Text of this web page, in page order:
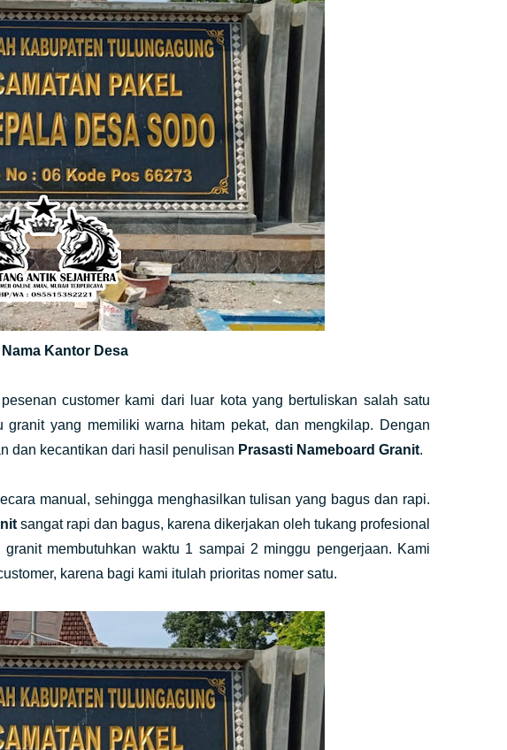
Nama Kantor Desa
customer kami dari luar kota yang bertuliskan salah satu
yang memiliki warna hitam pekat, dan mengkilap. Dengan
dan kecantikan dari hasil penulisan Prasasti Nameboard Granit.
manual, sehingga menghasilkan tulisan yang bagus dan rapi.
sangat rapi dan bagus, karena dikerjakan oleh tukang profesional
membutuhkan waktu 1 sampai 2 minggu pengerjaan. Kami
karena bagi kami itulah prioritas nomer satu.